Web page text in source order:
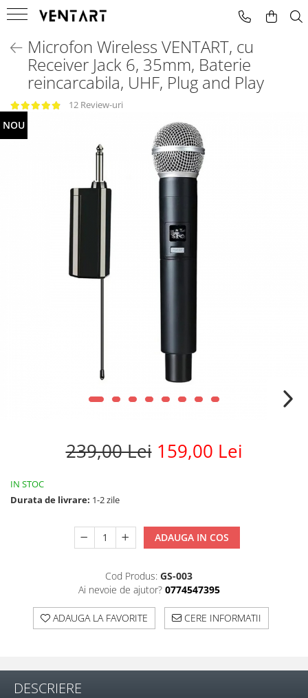
Microfoane
Instrumente
Voce
Mixere Audio
Amplificate
Neamplificate
Masini de fum
Masini De Fum Cu Lumini
Microfon Wireless VENTART, cu
Receiver Jack 6, 35mm, Baterie
reincarcabila, UHF, Plug and Play
12 Review-uri
NOU
239,00 Lei 159,00 Lei
IN STOC
Durata de livrare: 1-2 zile
ADAUGA IN COS
Cod Produs: GS-003
Ai nevoie de ajutor? 0774547395
ADAUGA LA FAVORITE CERE INFORMATII
DESCRIERE